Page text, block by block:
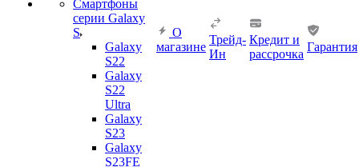
Смартфоны
серии Galaxy
S
Galaxy
S22
Galaxy
S22
Ultra
Galaxy
S23
Galaxy
S23FE
О
магазине
Трейд-
Ин
Кредит и
рассрочка
Гарантия